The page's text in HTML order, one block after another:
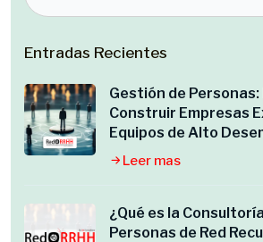
Entradas Recientes
Gestión de Personas:
Construir Empresas
Equipos de Alto
Leer mas
¿Qué es la
Personas de Red